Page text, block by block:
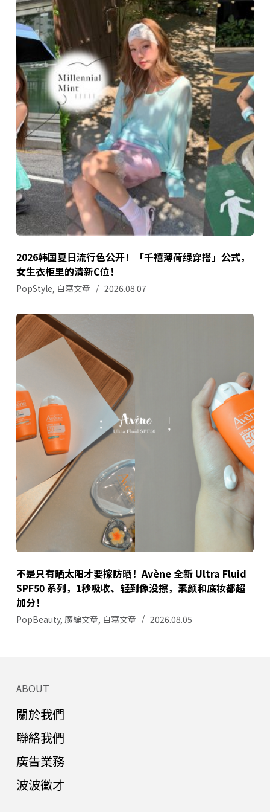
2026韩国夏日流行色公开！「千禧薄荷绿穿搭」公式，
女生衣柜里的清新C位！
PopStyle, 自寫文章 2026.08.07
不是只有晒太阳才要擦防晒！Avène 全新 Ultra Fluid
SPF50 系列，1秒吸收、轻到像没擦，素颜和底妆都超
加分！
PopBeauty, 廣編文章, 自寫文章 2026.08.05
ABOUT
關於我們
聯絡我們
廣告業務
波波徵才